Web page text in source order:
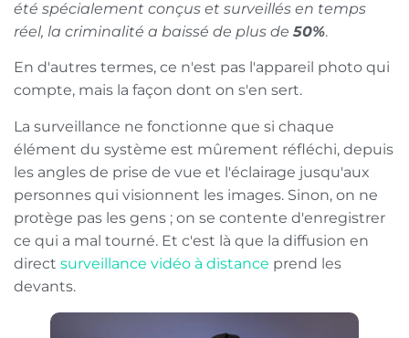
été spécialement conçus et surveillés en temps
réel, la criminalité a baissé de plus de 50%.
En d'autres termes, ce n'est pas l'appareil photo qui
compte, mais la façon dont on s'en sert.
La surveillance ne fonctionne que si chaque
élément du système est mûrement réfléchi, depuis
les angles de prise de vue et l'éclairage jusqu'aux
personnes qui visionnent les images. Sinon, on ne
protège pas les gens ; on se contente d'enregistrer
ce qui a mal tourné. Et c'est là que la diffusion en
direct surveillance vidéo à distance prend les
devants.